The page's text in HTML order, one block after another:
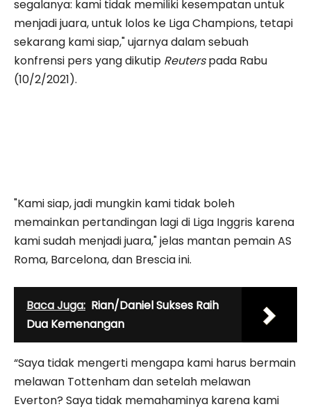
segalanya: kami tidak memiliki kesempatan untuk
menjadi juara, untuk lolos ke Liga Champions, tetapi
sekarang kami siap," ujarnya dalam sebuah
konfrensi pers yang dikutip Reuterspada Rabu
(10/2/2021).
"Kami siap, jadi mungkin kami tidak boleh
memainkan pertandingan lagi di Liga Inggris karena
kami sudah menjadi juara," jelas mantan pemain AS
Roma, Barcelona, dan Brescia ini.
Baca Juga: Rian/Daniel Sukses Raih
Dua Kemenangan
“Saya tidak mengerti mengapa kami harus bermain
melawan Tottenham dan setelah melawan
Everton? Saya tidak memahaminya karena kami